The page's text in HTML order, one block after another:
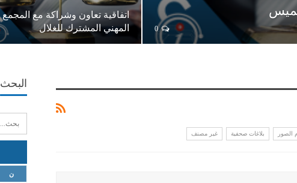
0
اتفاقية تعاون وشراكة مع المجمع
المهني المشترك للغلال
الصور بلاغات صحفية غير مصنف
البحث
ن